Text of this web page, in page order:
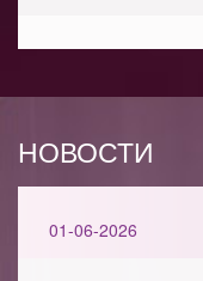
НОВОСТИ
01-06-2026